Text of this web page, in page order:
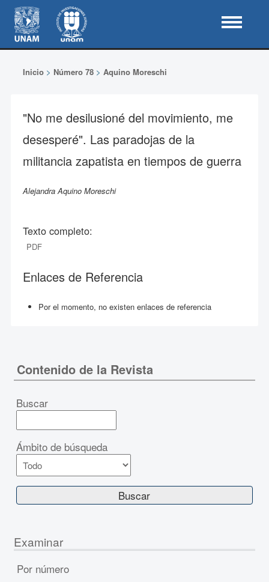
Inicio> Número 78> Aquino Moreschi
"No me desilusioné del movimiento, me
desesperé". Las paradojas de la
militancia zapatista en tiempos de guerra
Alejandra Aquino Moreschi
Texto completo:
PDF
Enlaces de Referencia
Por el momento, no existen enlaces de referencia
Contenido de la Revista
Buscar
Ámbito de búsqueda
Examinar
Por número